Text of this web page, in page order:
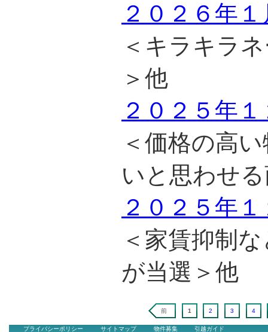
２０２６年
＜キラキラ
＞他
２０２５年
＜価格の高
いと思わせ
２０２５年
＜家賃抑制
が当選＞他
前 1 2 3 4
プライバシーポリシー サイトマップ 物件募集 引越ガイド